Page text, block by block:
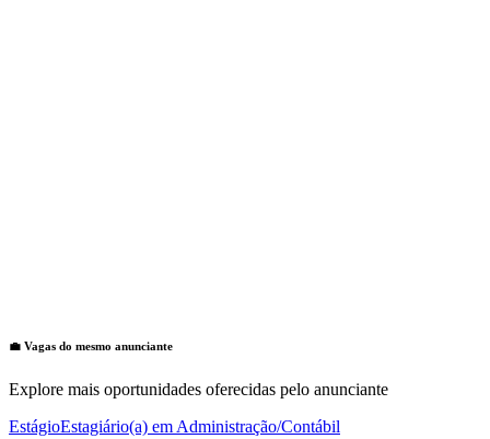
💼 Vagas do mesmo anunciante
Explore mais oportunidades oferecidas pelo anunciante
EstágioEstagiário(a) em Administração/Contábil